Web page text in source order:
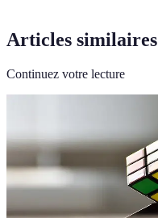
Articles similaires
Continuez votre lecture